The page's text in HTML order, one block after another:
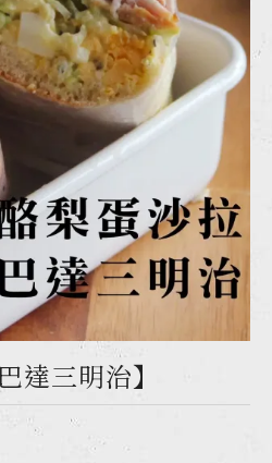
達三明治】